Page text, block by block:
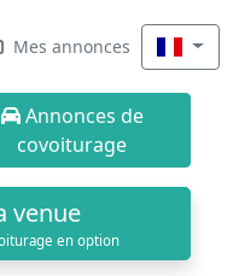
Mes annonces
Annonces de
covoiturage
venue
en option